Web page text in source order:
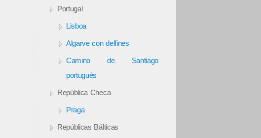
Portugal
Lisboa
Algarve con delfines
Camino de Santiago
portugués
República Checa
Praga
Repúblicas Bálticas